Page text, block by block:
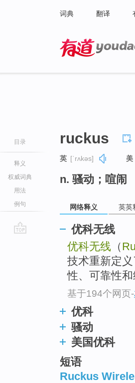
词典 翻译
目录
释义
权威词典
用法
例句
ruckus
英 [ˈrʌkəs] 美
n. 骚动；喧闹
网络释义 英英
优科无线
优科无线 （
技术重新定
性、可靠性和
基于194个网页-
优科
骚动
美国优科
短语
Ruckus